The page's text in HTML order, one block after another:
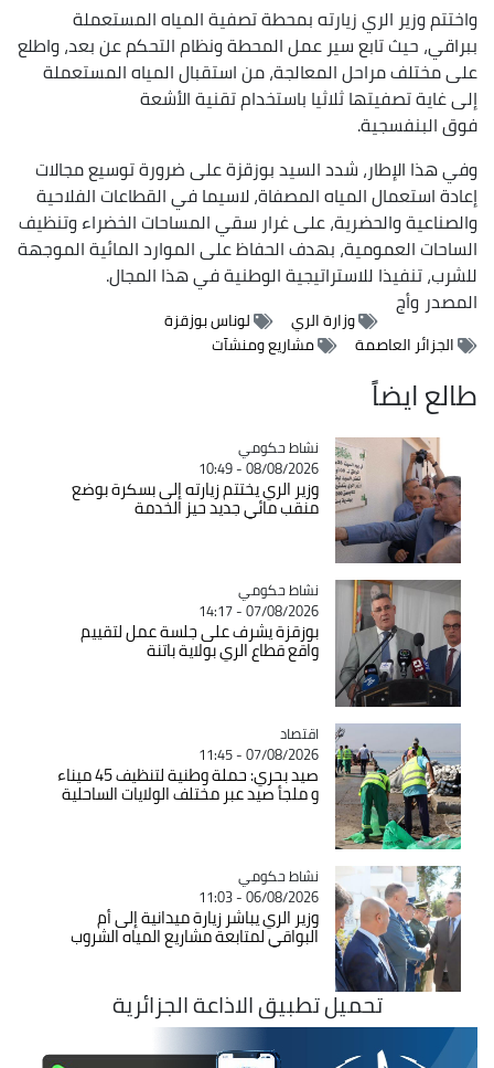
واختتم وزير الري زيارته بمحطة تصفية المياه المستعملة
ببراقي، حيث تابع سير عمل المحطة ونظام التحكم عن بعد، واطلع
على مختلف مراحل المعالجة، من استقبال المياه المستعملة
إلى غاية تصفيتها ثلاثيا باستخدام تقنية الأشعة
فوق البنفسجية.
وفي هذا الإطار، شدد السيد بوزقزة على ضرورة توسيع مجالات
إعادة استعمال المياه المصفاة، لاسيما في القطاعات الفلاحية
والصناعية والحضرية، على غرار سقي المساحات الخضراء وتنظيف
الساحات العمومية، بهدف الحفاظ على الموارد المائية الموجهة
للشرب، تنفيذا للاستراتيجية الوطنية في هذا المجال.
المصدروأج
وزارة الري
لوناس بوزقزة
الجزائر العاصمة
مشاريع ومنشآت
طالع ايضاً
Catégorie
نشاط حكومي
08/08/2026 - 10:49
وزير الري يختتم زيارته إلى بسكرة بوضع
منقب مائي جديد حيز الخدمة
Catégorie
نشاط حكومي
07/08/2026 - 14:17
بوزقزة يشرف على جلسة عمل لتقييم
واقع قطاع الري بولاية باتنة
Catégorie
اقتصاد
07/08/2026 - 11:45
صيد بحري: حملة وطنية لتنظيف 45 ميناء
و ملجأ صيد عبر مختلف الولايات الساحلية
Catégorie
نشاط حكومي
06/08/2026 - 11:03
وزير الري يباشر زيارة ميدانية إلى أم
البواقي لمتابعة مشاريع المياه الشروب
تحميل تطبيق الاذاعة الجزائرية